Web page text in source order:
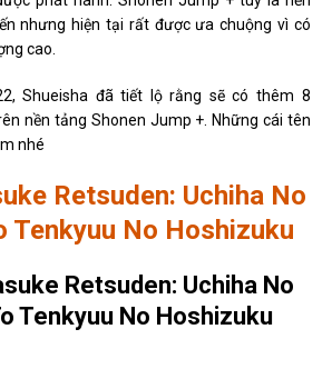
nhưng hiện tại rất được ưa chuộng vì có
cao.
Shueisha đã tiết lộ rằng sẽ có thêm 8
nền tảng Shonen Jump +. Những cái tên
nhé
Retsuden: Uchiha No
Tenkyuu No Hoshizuku